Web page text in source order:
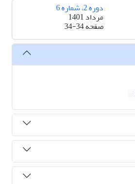
دوره 2، شماره 6
مرداد 1401
صفحه34-34